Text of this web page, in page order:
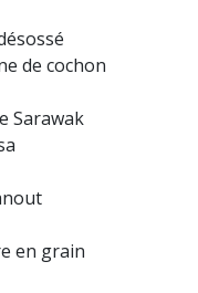
de cochon
Sarawak
en grain